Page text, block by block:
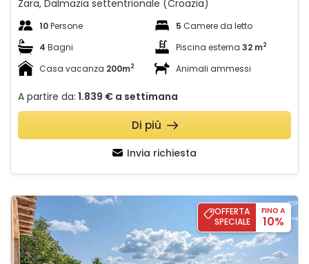
Zara, Dalmazia settentrionale (Croazia)
10Persone 5 Camere da letto
4 Bagni Piscina esterna 32 m2
Casa vacanza 200m2 Animali ammessi
A partire da: 1.839 € a settimana
Invia richiesta
Di più
Villa Charlotta
OFFERTA
SPECIALE
FINO A
10%